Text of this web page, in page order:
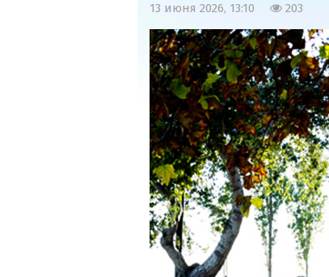
13 июня 2026, 13:10 203